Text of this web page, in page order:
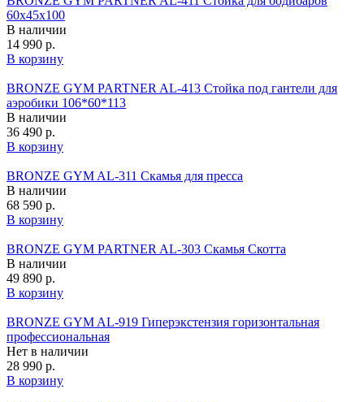
60х45х100
В наличии
14 990 р.
В корзину
BRONZE GYM PARTNER AL-413 Стойка под гантели для
аэробики 106*60*113
В наличии
36 490 р.
В корзину
BRONZE GYM AL-311 Скамья для пресса
В наличии
68 590 р.
В корзину
BRONZE GYM PARTNER AL-303 Скамья Скотта
В наличии
49 890 р.
В корзину
BRONZE GYM AL-919 Гиперэкстензия горизонтальная
профессиональная
Нет в наличии
28 990 р.
В корзину